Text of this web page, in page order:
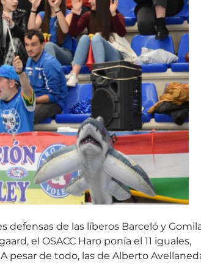
de las líberos Barceló y
el OSACC Haro ponía el 11 iguales,
pesar de todo, las de Alberto